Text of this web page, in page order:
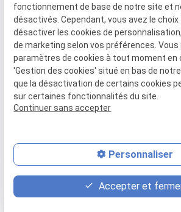
Mentions légales
Politique de
Plan du site
Gestion des
place
Plan d'accès
contact_page
Contact
fonctionnement de base de notre site et
désactivés. Cependant, vous avez le
désactiver les cookies de
de marketing selon vos préférences.
paramètres de cookies à tout moment en
'Gestion des cookies' situé en bas de
que la désactivation de certains cookies
sur certaines fonctionnalités du site.
Continuer sans accepter
Personnaliser
Accepter et